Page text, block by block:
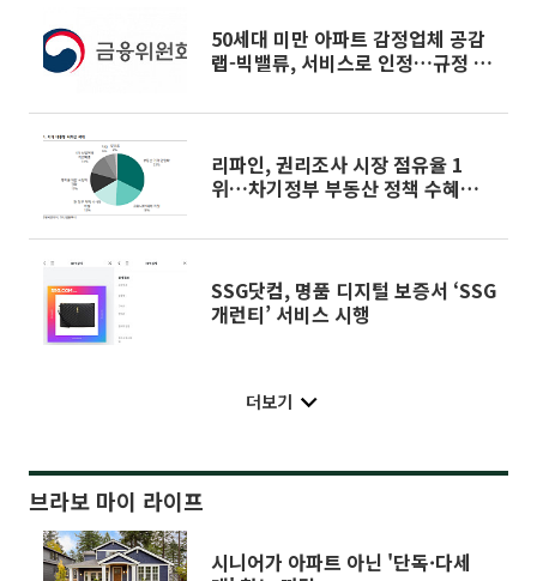
50세대 미만 아파트 감정업체 공감
랩-빅밸류, 서비스로 인정…규정 개
리파인, 권리조사 시장 점유율 1
위…차기정부 부동산 정책 수혜주 -
SSG닷컴, 명품 디지털 보증서 ‘SSG
개런티’ 서비스 시행
더보기
브라보 마이 라이프
시니어가 아파트 아닌 '단독·다세